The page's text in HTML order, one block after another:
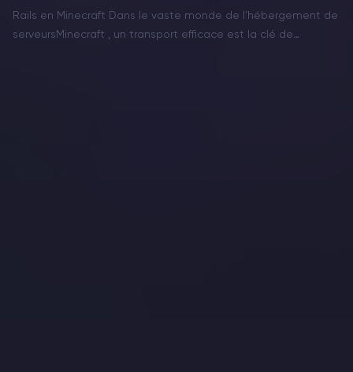
Rails en Minecraft Dans le vaste monde de l’hébergement de
serveursMinecraft , un transport efficace est la clé de